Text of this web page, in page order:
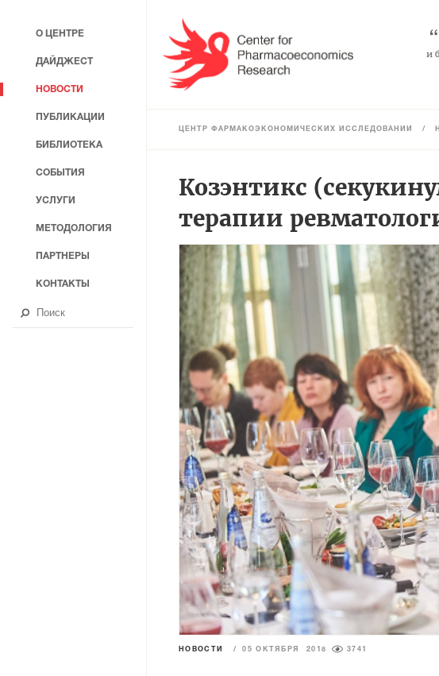
“
и
ЦЕНТР ФАРМАКОЭКОНОМИЧЕСКИХ ИССЛЕДОВАНИЙ /
Козэнтикс
терапии
НОВОСТИ / 05 ОКТЯБРЯ 2018 3741
О ЦЕНТРЕ
ДАЙДЖЕСТ
НОВОСТИ
ПУБЛИКАЦИИ
БИБЛИОТЕКА
СОБЫТИЯ
УСЛУГИ
МЕТОДОЛОГИЯ
ПАРТНЕРЫ
КОНТАКТЫ